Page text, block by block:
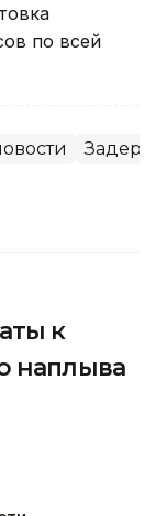
по всей
к
наплыва